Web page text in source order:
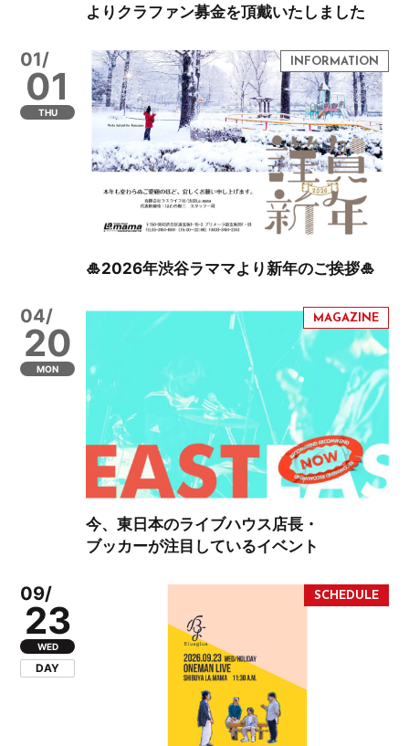
よりクラファン募金を頂戴いたしました
01/
01
THU
🎍2026年渋谷ラママより新年のご挨拶🎍
04/
20
MON
今、東日本のライブハウス店長・
ブッカーが注目しているイベント
09/
23
WED
DAY